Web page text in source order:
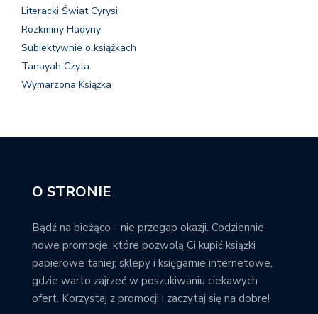
Literacki Świat Cyrysi
Rozkminy Hadyny
Subiektywnie o książkach
Tanayah Czyta
Wymarzona Książka
O STRONIE
Bądź na bieżąco - nie przegap okazji. Codziennie
nowe promocje, które pozwolą Ci kupić książki
papierowe taniej; sklepy i księgarnie internetowe,
gdzie warto zajrzeć w poszukiwaniu ciekawych
ofert. Korzystaj z promocji i zaczytaj się na dobre!